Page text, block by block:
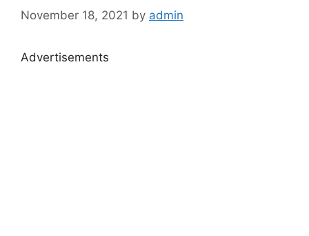
November 18, 2021 by admin
Advertisements